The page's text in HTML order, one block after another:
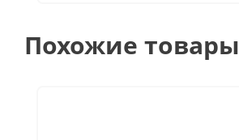
Похожие товары